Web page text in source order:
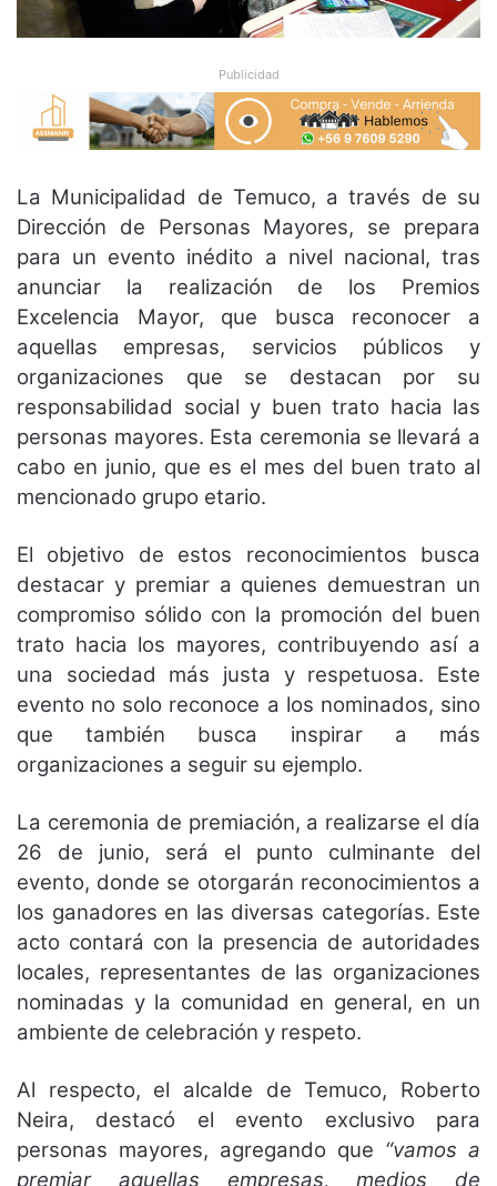
Publicidad
La Municipalidad de Temuco, a través de su
Dirección de Personas Mayores, se prepara
para un evento inédito a nivel nacional, tras
anunciar la realización de los Premios
Excelencia Mayor, que busca reconocer a
aquellas empresas, servicios públicos y
organizaciones que se destacan por su
responsabilidad social y buen trato hacia las
personas mayores. Esta ceremonia se llevará a
cabo en junio, que es el mes del buen trato al
mencionado grupo etario.
El objetivo de estos reconocimientos busca
destacar y premiar a quienes demuestran un
compromiso sólido con la promoción del buen
trato hacia los mayores, contribuyendo así a
una sociedad más justa y respetuosa. Este
evento no solo reconoce a los nominados, sino
que también busca inspirar a más
organizaciones a seguir su ejemplo.
La ceremonia de premiación, a realizarse el día
26 de junio, será el punto culminante del
evento, donde se otorgarán reconocimientos a
los ganadores en las diversas categorías. Este
acto contará con la presencia de autoridades
locales, representantes de las organizaciones
nominadas y la comunidad en general, en un
ambiente de celebración y respeto.
Al respecto, el alcalde de Temuco, Roberto
Neira, destacó el evento exclusivo para
personas mayores, agregando que “vamos a
premiar aquellas empresas, medios de